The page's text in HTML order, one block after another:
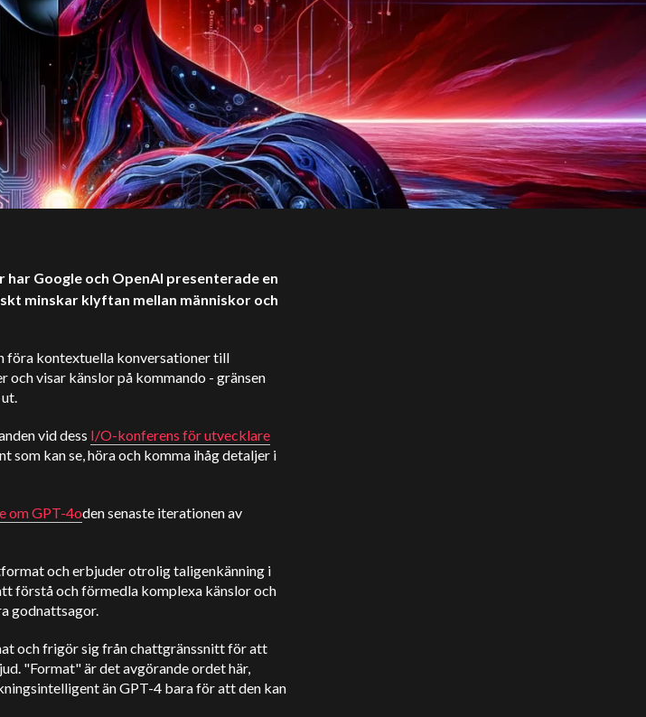
har Google och OpenAI presenterade en
minskar klyftan mellan människor och
föra kontextuella konversationer till
och visar känslor på kommando - gränsen
vid dess I/O-konferens för utvecklare
som kan se, höra och komma ihåg detaljer i
om GPT-4oden senaste iterationen av
och erbjuder otrolig taligenkänning i
förstå och förmedla komplexa känslor och
godnattsagor.
och frigör sig från chattgränssnitt för att
"Format" är det avgörande ordet här,
än GPT-4 bara för att den kan